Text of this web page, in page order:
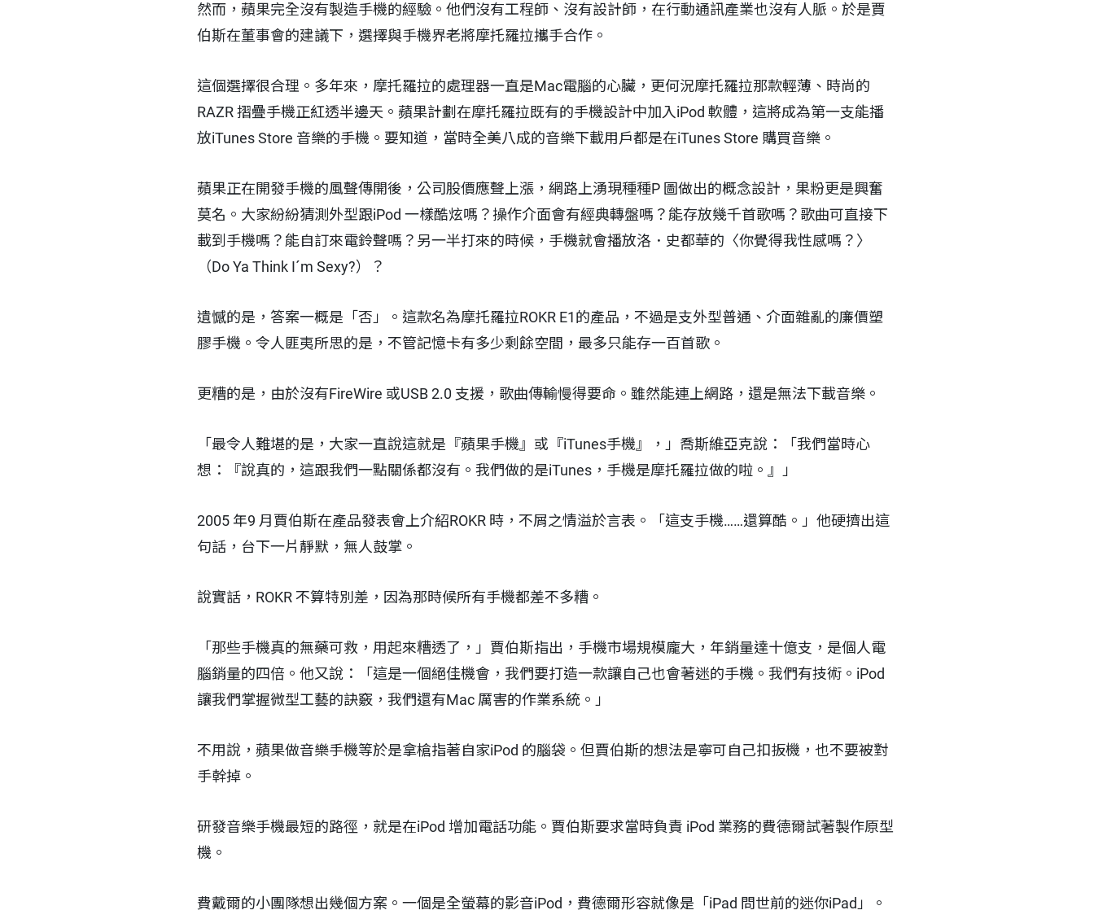
然而，蘋果完全沒有製造手機的經驗。他們沒有工程師、沒有設計師，在行動通訊產業也沒有人脈。於是賈
伯斯在董事會的建議下，選擇與手機界老將摩托羅拉攜手合作。
這個選擇很合理。多年來，摩托羅拉的處理器一直是Mac電腦的心臟，更何況摩托羅拉那款輕薄、時尚的
RAZR 摺疊手機正紅透半邊天。蘋果計劃在摩托羅拉既有的手機設計中加入iPod 軟體，這將成為第一支能播
放iTunes Store 音樂的手機。要知道，當時全美八成的音樂下載用戶都是在iTunes Store 購買音樂。
蘋果正在開發手機的風聲傳開後，公司股價應聲上漲，網路上湧現種種P 圖做出的概念設計，果粉更是興奮
莫名。大家紛紛猜測外型跟iPod 一樣酷炫嗎？操作介面會有經典轉盤嗎？能存放幾千首歌嗎？歌曲可直接下
載到手機嗎？能自訂來電鈴聲嗎？另一半打來的時候，手機就會播放洛．史都華的〈你覺得我性感嗎？〉
（Do Ya Think I´m Sexy?）？
遺憾的是，答案一概是「否」。這款名為摩托羅拉ROKR E1的產品，不過是支外型普通、介面雜亂的廉價塑
膠手機。令人匪夷所思的是，不管記憶卡有多少剩餘空間，最多只能存一百首歌。
更糟的是，由於沒有FireWire 或USB 2.0 支援，歌曲傳輸慢得要命。雖然能連上網路，還是無法下載音樂。
「最令人難堪的是，大家一直說這就是『蘋果手機』或『iTunes手機』，」喬斯維亞克說：「我們當時心
想：『說真的，這跟我們一點關係都沒有。我們做的是iTunes，手機是摩托羅拉做的啦。』」
2005 年9 月賈伯斯在產品發表會上介紹ROKR 時，不屑之情溢於言表。「這支手機……還算酷。」他硬擠出這
句話，台下一片靜默，無人鼓掌。
說實話，ROKR 不算特別差，因為那時候所有手機都差不多糟。
「那些手機真的無藥可救，用起來糟透了，」賈伯斯指出，手機市場規模龐大，年銷量達十億支，是個人電
腦銷量的四倍。他又說：「這是一個絕佳機會，我們要打造一款讓自己也會著迷的手機。我們有技術。iPod
讓我們掌握微型工藝的訣竅，我們還有Mac 厲害的作業系統。」
不用說，蘋果做音樂手機等於是拿槍指著自家iPod 的腦袋。但賈伯斯的想法是寧可自己扣扳機，也不要被對
手幹掉。
研發音樂手機最短的路徑，就是在iPod 增加電話功能。賈伯斯要求當時負責 iPod 業務的費德爾試著製作原型
機。
費戴爾的小團隊想出幾個方案。一個是全螢幕的影音iPod，費德爾形容就像是「iPad 問世前的迷你iPad」。